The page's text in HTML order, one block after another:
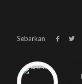
Sebarkan
Warning
: Trying to access array offset on null in
/home/u833233641/domains/beplus.id/public_html/wp-content/themes/betheme/includes/content-single.php
on line
286